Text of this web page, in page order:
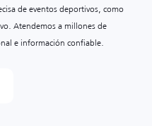
de eventos deportivos, como
Atendemos a millones de
e información confiable.